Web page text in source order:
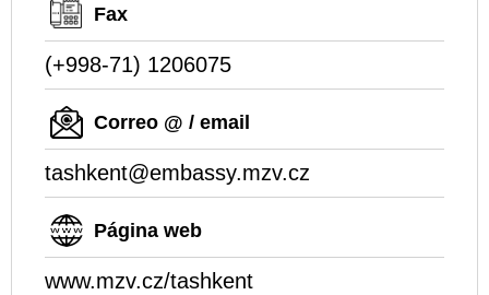
Fax
(+998-71) 1206075
Correo @ / email
tashkent@embassy.mzv.cz
Página web
www.mzv.cz/tashkent